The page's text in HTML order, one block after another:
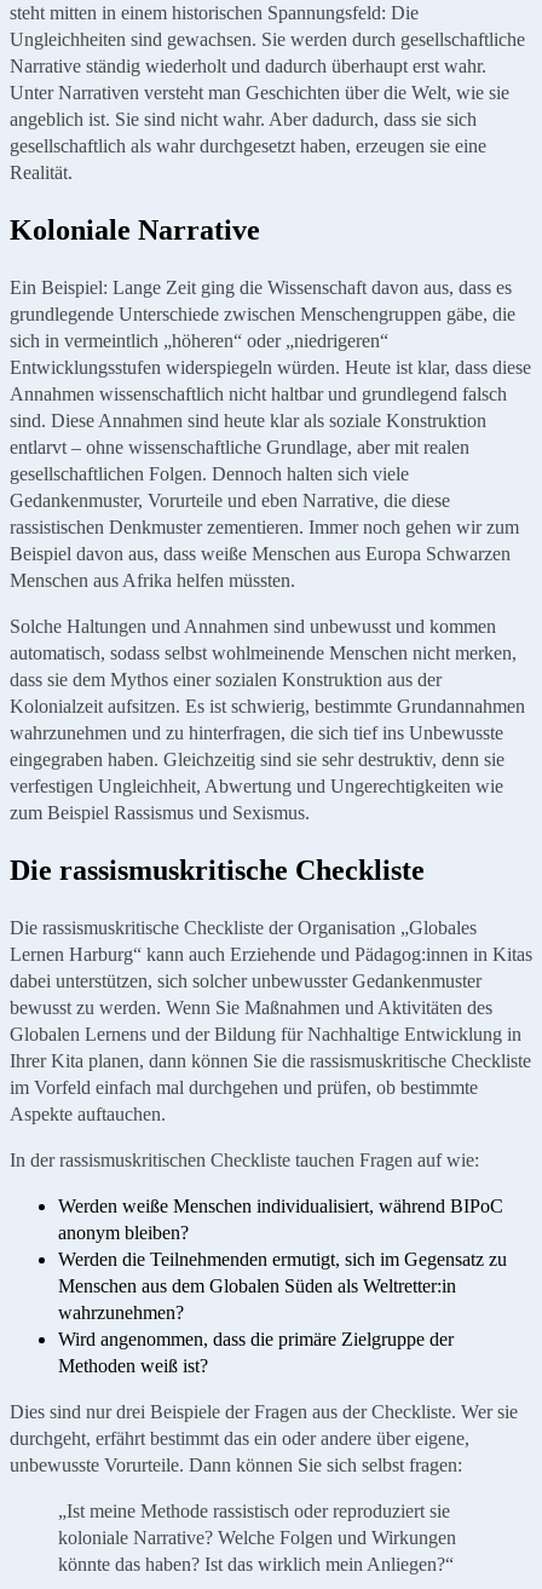
steht mitten in einem historischen Spannungsfeld: Die
Ungleichheiten sind gewachsen. Sie werden durch gesellschaftliche
Narrative ständig wiederholt und dadurch überhaupt erst wahr.
Unter Narrativen versteht man Geschichten über die Welt, wie sie
angeblich ist. Sie sind nicht wahr. Aber dadurch, dass sie sich
gesellschaftlich als wahr durchgesetzt haben, erzeugen sie eine
Realität.
Koloniale Narrative
Ein Beispiel: Lange Zeit ging die Wissenschaft davon aus, dass es
grundlegende Unterschiede zwischen Menschengruppen gäbe, die
sich in vermeintlich „höheren“ oder „niedrigeren“
Entwicklungsstufen widerspiegeln würden. Heute ist klar, dass diese
Annahmen wissenschaftlich nicht haltbar und grundlegend falsch
sind. Diese Annahmen sind heute klar als soziale Konstruktion
entlarvt – ohne wissenschaftliche Grundlage, aber mit realen
gesellschaftlichen Folgen. Dennoch halten sich viele
Gedankenmuster, Vorurteile und eben Narrative, die diese
rassistischen Denkmuster zementieren. Immer noch gehen wir zum
Beispiel davon aus, dass weiße Menschen aus Europa Schwarzen
Menschen aus Afrika helfen müssten.
Solche Haltungen und Annahmen sind unbewusst und kommen
automatisch, sodass selbst wohlmeinende Menschen nicht merken,
dass sie dem Mythos einer sozialen Konstruktion aus der
Kolonialzeit aufsitzen. Es ist schwierig, bestimmte Grundannahmen
wahrzunehmen und zu hinterfragen, die sich tief ins Unbewusste
eingegraben haben. Gleichzeitig sind sie sehr destruktiv, denn sie
verfestigen Ungleichheit, Abwertung und Ungerechtigkeiten wie
zum Beispiel Rassismus und Sexismus.
Die rassismuskritische Checkliste
Die rassismuskritische Checkliste der Organisation „Globales
Lernen Harburg“ kann auch Erziehende und Pädagog:innen in Kitas
dabei unterstützen, sich solcher unbewusster Gedankenmuster
bewusst zu werden. Wenn Sie Maßnahmen und Aktivitäten des
Globalen Lernens und der Bildung für Nachhaltige Entwicklung in
Ihrer Kita planen, dann können Sie die rassismuskritische Checkliste
im Vorfeld einfach mal durchgehen und prüfen, ob bestimmte
Aspekte auftauchen.
In der rassismuskritischen Checkliste tauchen Fragen auf wie:
Werden weiße Menschen individualisiert, während BIPoC
anonym bleiben?
Werden die Teilnehmenden ermutigt, sich im Gegensatz zu
Menschen aus dem Globalen Süden als Weltretter:in
wahrzunehmen?
Wird angenommen, dass die primäre Zielgruppe der
Methoden weiß ist?
Dies sind nur drei Beispiele der Fragen aus der Checkliste. Wer sie
durchgeht, erfährt bestimmt das ein oder andere über eigene,
unbewusste Vorurteile. Dann können Sie sich selbst fragen:
„Ist meine Methode rassistisch oder reproduziert sie
koloniale Narrative? Welche Folgen und Wirkungen
könnte das haben? Ist das wirklich mein Anliegen?“